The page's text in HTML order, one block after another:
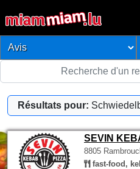
Résultats pour:
SEVIN
8805
fast-food,